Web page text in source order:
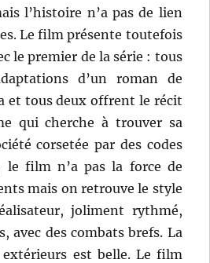
l’histoire n’a pas de lien
Le film présente toutefois
le premier de la série : tous
d’un roman de
et tous deux offrent le récit
qui cherche à trouver sa
corsetée par des codes
le film n’a pas la force de
mais on retrouve le style
joliment rythmé,
avec des combats brefs. La
est belle. Le film